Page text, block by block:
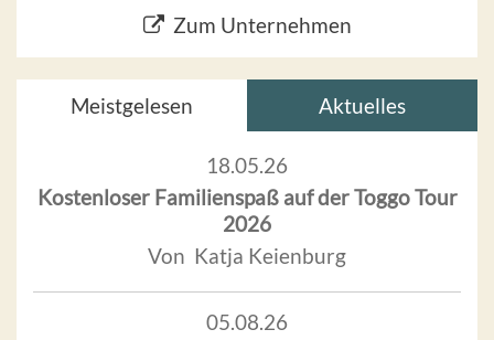
Zum Unternehmen
Meistgelesen Aktuelles
18.05.26
Kostenloser Familienspaß auf der Toggo Tour
2026
Von Katja Keienburg
05.08.26